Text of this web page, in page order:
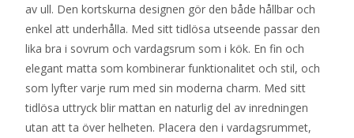
var:
560 kr.
är:
319 kr.
av ull. Den kortskurna designen gör den både hållbar och
enkel att underhålla. Med sitt tidlösa utseende passar den
lika bra i sovrum och vardagsrum som i kök. En fin och
elegant matta som kombinerar funktionalitet och stil, och
som lyfter varje rum med sin moderna charm. Med sitt
tidlösa uttryck blir mattan en naturlig del av inredningen
utan att ta över helheten. Placera den i vardagsrummet,